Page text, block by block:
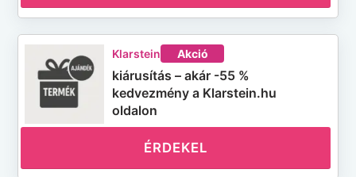
Klarstein Akció
kiárusítás – akár -55 %
kedvezmény a Klarstein.hu
oldalon
ÉRDEKEL